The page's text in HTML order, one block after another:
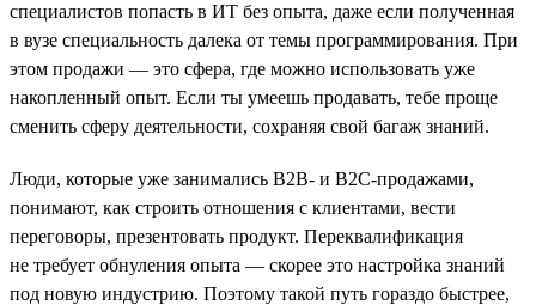
специалистов попасть в ИТ без опыта, даже если полученная
в вузе специальность далека от темы программирования. При
этом продажи — это сфера, где можно использовать уже
накопленный опыт. Если ты умеешь продавать, тебе проще
сменить сферу деятельности, сохраняя свой багаж знаний.
Люди, которые уже занимались B2B- и B2C-продажами,
понимают, как строить отношения с клиентами, вести
переговоры, презентовать продукт. Переквалификация
не требует обнуления опыта — скорее это настройка знаний
под новую индустрию. Поэтому такой путь гораздо быстрее,